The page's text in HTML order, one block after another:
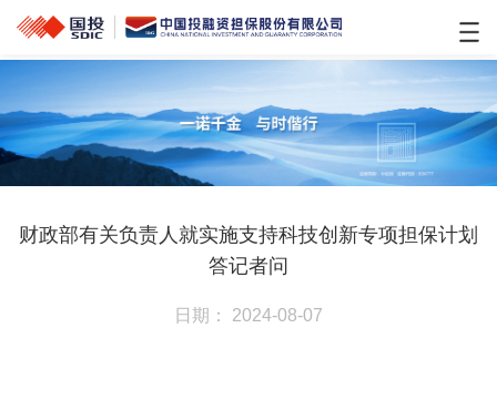
财政部有关负责人就实施支持科技创新专项担保计划
答记者问
日期： 2024-08-07